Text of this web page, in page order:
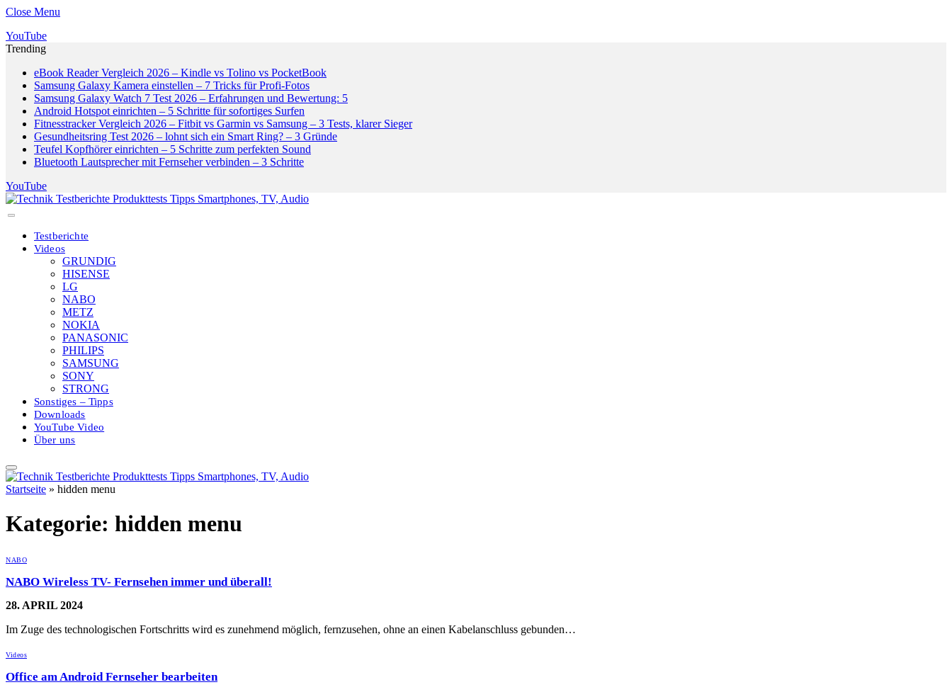
Close Menu
YouTube
Trending
eBook Reader Vergleich 2026 – Kindle vs Tolino vs PocketBook
Samsung Galaxy Kamera einstellen – 7 Tricks für Profi-Fotos
Samsung Galaxy Watch 7 Test 2026 – Erfahrungen und Bewertung: 5
Android Hotspot einrichten – 5 Schritte für sofortiges Surfen
Fitnesstracker Vergleich 2026 – Fitbit vs Garmin vs Samsung – 3 Tests, klarer Sieger
Gesundheitsring Test 2026 – lohnt sich ein Smart Ring? – 3 Gründe
Teufel Kopfhörer einrichten – 5 Schritte zum perfekten Sound
Bluetooth Lautsprecher mit Fernseher verbinden – 3 Schritte
YouTube
Testberichte
Videos
GRUNDIG
HISENSE
LG
NABO
METZ
NOKIA
PANASONIC
PHILIPS
SAMSUNG
SONY
STRONG
Sonstiges – Tipps
Downloads
YouTube Video
Über uns
Startseite » hidden menu
Kategorie: hidden menu
NABO
NABO Wireless TV- Fernsehen immer und überall!
28. APRIL 2024
Im Zuge des technologischen Fortschritts wird es zunehmend möglich, fernzusehen, ohne an einen Kabelanschluss gebunden…
Videos
Office am Android Fernseher bearbeiten